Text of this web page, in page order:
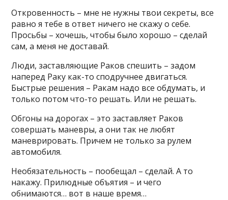
Откровенность – мне не нужны твои секреты, все
равно я тебе в ответ ничего не скажу о себе.
Просьбы – хочешь, чтобы было хорошо – сделай
сам, а меня не доставай.
Люди, заставляющие Раков спешить – задом
наперед Раку как-то сподручнее двигаться.
Быстрые решения – Ракам надо все обдумать, и
только потом что-то решать. Или не решать.
Обгоны на дорогах – это заставляет Раков
совершать маневры, а они так не любят
маневрировать. Причем не только за рулем
автомобиля.
Необязательность – пообещал – сделай. А то
накажу. Прилюдные объятия – и чего
обнимаются… вот в наше время…